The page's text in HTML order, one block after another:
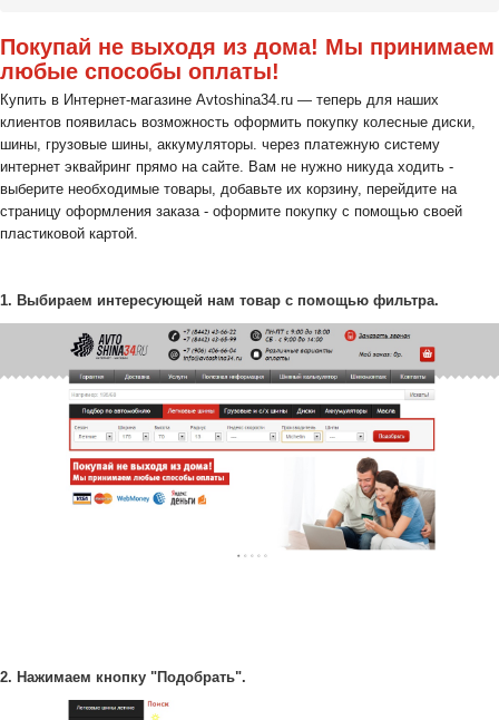
Покупай не выходя из дома! Мы принимаем
любые способы оплаты!
Купить в Интернет-магазине Avtoshina34.ru — теперь для наших
клиентов появилась возможность оформить покупку колесные диски,
шины, грузовые шины, аккумуляторы. через платежную систему
интернет эквайринг прямо на сайте. Вам не нужно никуда ходить -
выберите необходимые товары, добавьте их корзину, перейдите на
страницу оформления заказа - оформите покупку с помощью своей
пластиковой картой.
1. Выбираем интересующей нам товар с помощью фильтра.
2. Нажимаем кнопку "Подобрать".